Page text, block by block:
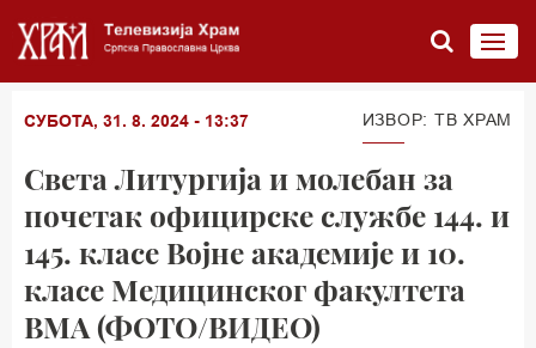
СУБОТА, 31. 8. 2024 - 13:37 ИЗВОР: TВ ХРАМ
Света Литургија и молебан за
почетак официрске службе 144. и
145. класе Војне академије и 10.
класе Медицинског факултета
ВМА (ФОТО/ВИДЕО)